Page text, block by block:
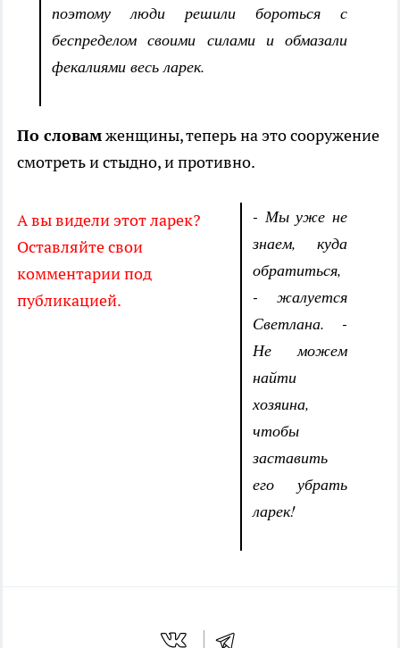
поэтому люди решили бороться с
беспределом своими силами и обмазали
фекалиями весь ларек.
По словамженщины, теперь на это сооружение
смотреть и стыдно, и противно.
А вы видели этот ларек?
Оставляйте свои
комментарии под
публикацией.
- Мы уже не
знаем, куда
обратиться,
- жалуется
Светлана. -
Не можем
найти
хозяина,
чтобы
заставить
его убрать
ларек!